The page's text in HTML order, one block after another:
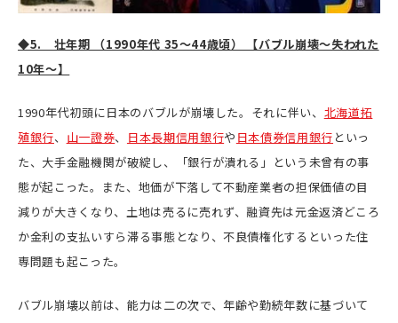
◆5. 壮年期 （1990年代 35～44歳頃） 【バブル崩壊～失われた
10年～】
1990年代初頭に日本のバブルが崩壊した。それに伴い、 北海道拓
殖銀行、 山一證券、 日本長期信用銀行や 日本債券信用銀行 といっ
た、大手金融機関が破綻し、「銀行が潰れる」という未曾有の事
態が起こった。また、地価が下落して不動産業者の担保価値の目
減りが大きくなり、土地は売るに売れず、融資先は元金返済どころ
か金利の支払いすら滞る事態となり、不良債権化するといった住
専問題も起こった。
バブル崩壊以前は、能力は二の次で、年齢や勤続年数に基づいて